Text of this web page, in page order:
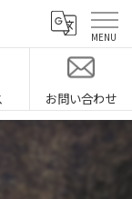
お問い合わせ